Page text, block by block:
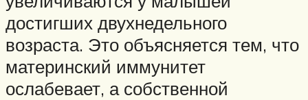
достигших двухнедельного
возраста. Это объясняется тем, что
материнский иммунитет
ослабевает, а собственной